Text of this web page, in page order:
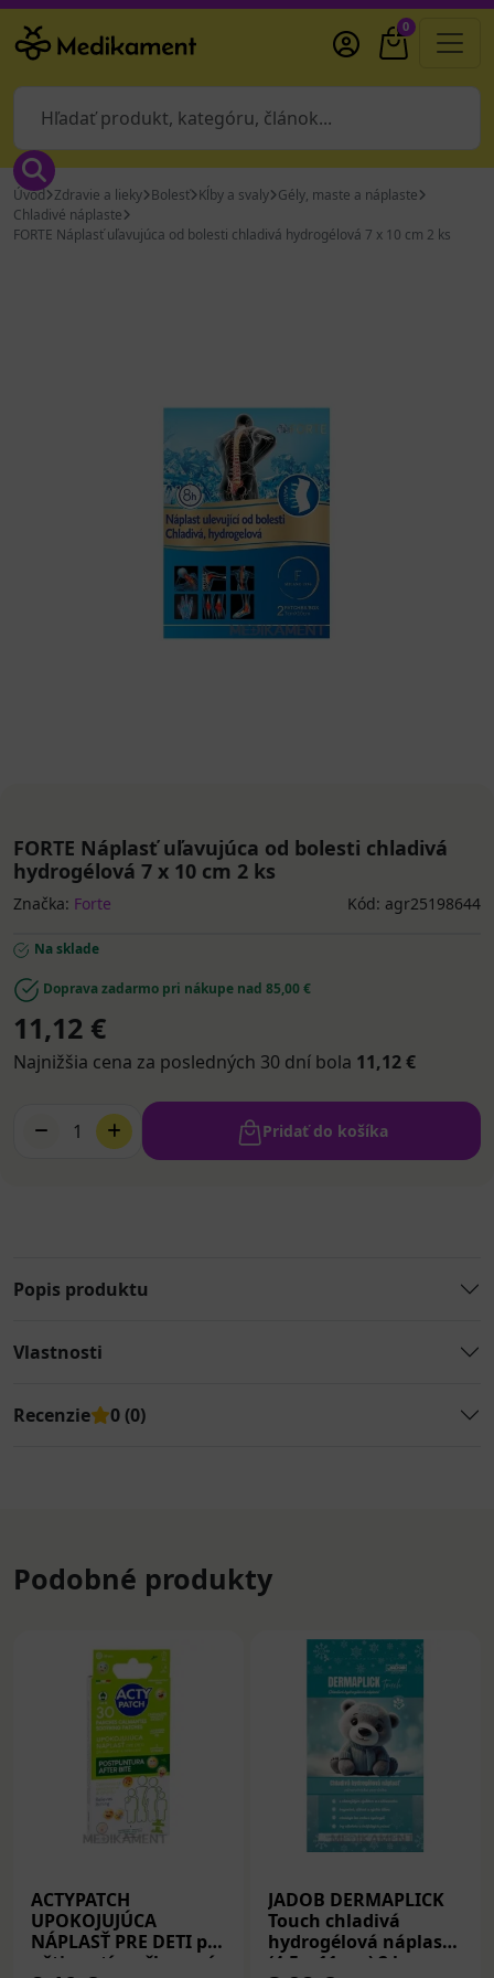
0
Úvod Zdravie a lieky Bolesť Kĺby a svaly Gély, maste a náplaste
Chladivé náplaste
FORTE Náplasť uľavujúca od bolesti chladivá hydrogélová 7 x 10 cm 2 ks
FORTE Náplasť uľavujúca od bolesti chladivá
hydrogélová 7 x 10 cm 2 ks
Značka: Forte Kód: agr25198644
Na sklade
Doprava zadarmo pri nákupe nad 85,00 €
11,12 €
Najnižšia cena za posledných 30 dní bola 11,12 €
1 Pridať do košíka
Popis produktu
Vlastnosti
Recenzie 0 (0)
Podobné produkty
ACTYPATCH
UPOKOJUJÚCA
NÁPLASŤ PRE DETI po
uštipnutí a očkovaní
JADOB DERMAPLICK
Touch chladivá
hydrogélová náplasť
(4,5 x 11 cm) 2 ks